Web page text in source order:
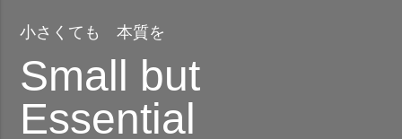
小さくても 本質を
Small but
Essential